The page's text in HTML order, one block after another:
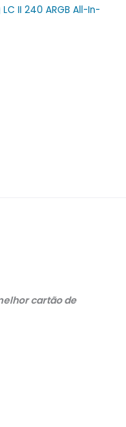
II 240 ARGB All-In-
cartão de